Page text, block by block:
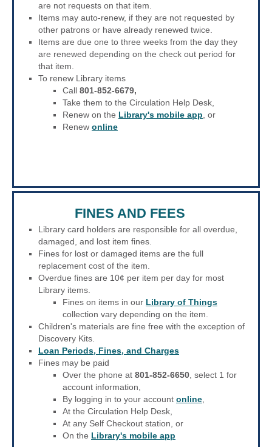
are not requests on that item.
Items may auto-renew, if they are not requested by
other patrons or have already renewed twice.
Items are due one to three weeks from the day they
are renewed depending on the check out period for
that item.
To renew Library items
Call 801-852-6679,
Take them to the Circulation Help Desk,
Renew on the Library's mobile app , or
Renew online
FINES AND FEES
Library card holders are responsible for all overdue,
damaged, and lost item fines.
Fines for lost or damaged items are the full
replacement cost of the item.
Overdue fines are 10¢ per item per day for most
Library items.
Fines on items in our Library of Things
collection vary depending on the item.
Children's materials are fine free with the exception of
Discovery Kits.
Loan Periods, Fines, and Charges
Fines may be paid
Over the phone at 801-852-6650 , select 1 for
account information,
By logging in to your account online
At the Circulation Help Desk,
At any Self Checkout station, or
On the Library's mobile app